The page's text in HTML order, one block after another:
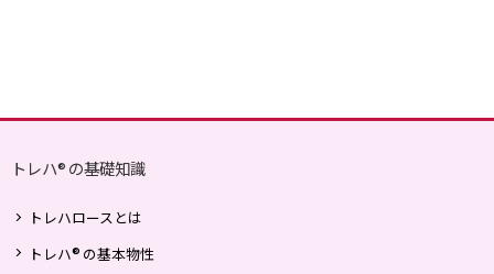
トレハ® の基礎知識
トレハロースとは
トレハ® の基本物性